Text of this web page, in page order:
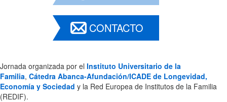
CONTACTO
Jornada organizada por el Instituto Universitario de la
Familia, Cátedra Abanca-Afundación/ICADE de Longevidad,
Economía y Sociedad y la Red Europea de Institutos de la Familia
(REDIF).